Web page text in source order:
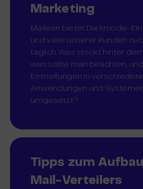
Marketing
Maileon bietet Darkmode-
und viele unserer Kunden
täglich. Was steckt hinter
was sollte man beachten,
Einstellungen in
Anwendungen und
umgesetzt?
Tipps zum
Mail-Verteilers